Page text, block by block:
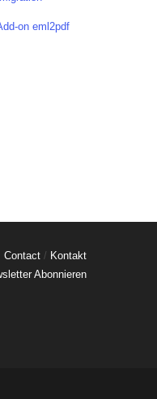
on eml2pdf
Contact/ Kontakt
Abonnieren